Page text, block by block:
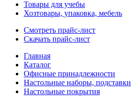
Товары для учебы
Хозтовары, упаковка, мебель
Смотреть прайс-лист
Скачать прайс-лист
Главная
Каталог
Офисные принадлежности
Настольные наборы, подставки
Настольные покрытия